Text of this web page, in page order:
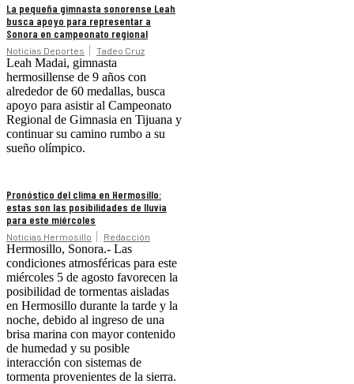
La pequeña gimnasta sonorense Leah
busca apoyo para representar a
Sonora en campeonato regional
Noticias Deportes Tadeo Cruz
Leah Madai, gimnasta
hermosillense de 9 años con
alrededor de 60 medallas, busca
apoyo para asistir al Campeonato
Regional de Gimnasia en Tijuana y
continuar su camino rumbo a su
sueño olímpico.
Pronóstico del clima en Hermosillo:
estas son las posibilidades de lluvia
para este miércoles
Noticias Hermosillo Redacción
Hermosillo, Sonora.- Las
condiciones atmosféricas para este
miércoles 5 de agosto favorecen la
posibilidad de tormentas aisladas
en Hermosillo durante la tarde y la
noche, debido al ingreso de una
brisa marina con mayor contenido
de humedad y su posible
interacción con sistemas de
tormenta provenientes de la sierra.